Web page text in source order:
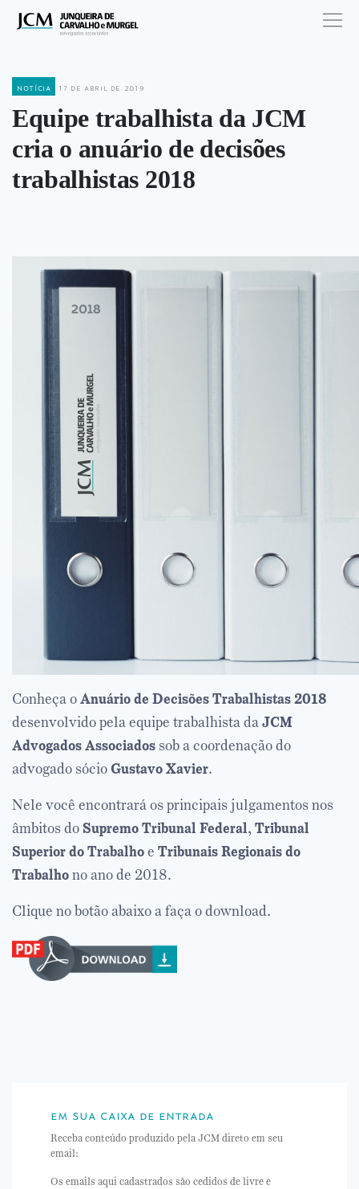
notícia 17 de abril de 2019
Equipe trabalhista da JCM
cria o anuário de decisões
trabalhistas 2018
Conheça oAnuário de Decisões Trabalhistas 2018
desenvolvido pela equipe trabalhista daJCM
Advogados Associados sob a coordenação do
advogado sócioGustavo Xavier.
Nele você encontrará os principais julgamentos nos
âmbitos doSupremo Tribunal Federal, Tribunal
Superior do Trabalhoe Tribunais Regionais do
Trabalhono ano de 2018.
Clique no botão abaixo a faça o download.
em sua caixa de entrada
Receba conteúdo produzido pela JCM direto em seu
email:
Os emails aqui cadastrados são cedidos de livre e